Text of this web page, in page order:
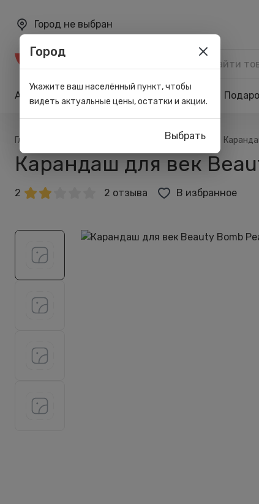
Город не выбран
Акции Карта лояльности
Главная Для глаз
Карандаш для век
2 2 отзыва В избранное
Город
Укажите ваш населённый пункт, чтобы
видеть актуальные цены, остатки и акции.
Выбрать